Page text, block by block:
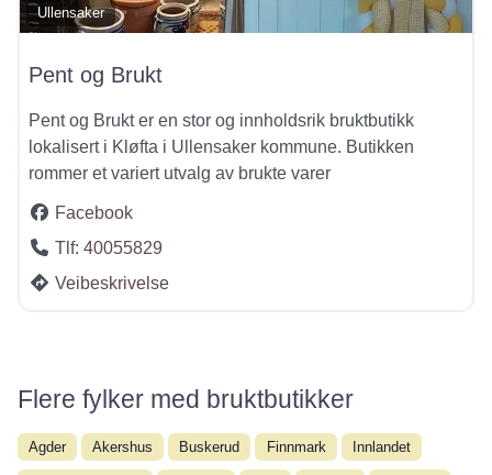
Ullensaker
Pent og Brukt
Pent og Brukt er en stor og innholdsrik bruktbutikk
lokalisert i Kløfta i Ullensaker kommune. Butikken
rommer et variert utvalg av brukte varer
Facebook
Tlf: 40055829
Veibeskrivelse
Flere fylker med bruktbutikker
Agder Akershus Buskerud Finnmark Innlandet